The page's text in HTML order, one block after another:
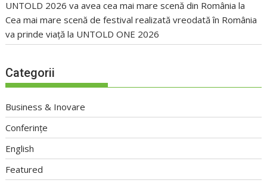
UNTOLD 2026 va avea cea mai mare scenă din România la
Cea mai mare scenă de festival realizată vreodată în România
va prinde viață la UNTOLD ONE 2026
Categorii
Business & Inovare
Conferințe
English
Featured